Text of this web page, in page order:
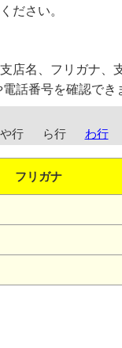
ださい。
店名、フリガナ、
話番号を確認でき
や行 ら行 わ行
フリガナ